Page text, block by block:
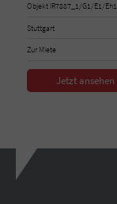
Objekt IR7887_1/G1/E1/Eh1
Stuttgart
Zur Miete
Jetzt ansehen